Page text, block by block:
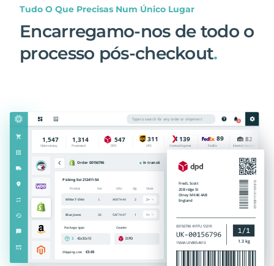
Tudo O Que Precisas Num Único Lugar
Encarregamo-nos de todo o
processo pós-checkout.